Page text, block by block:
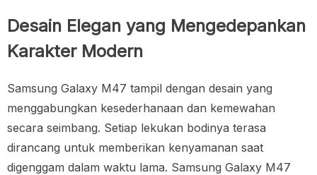
Desain Elegan yang Mengedepankan
Karakter Modern
Samsung Galaxy M47 tampil dengan desain yang
menggabungkan kesederhanaan dan kemewahan
secara seimbang. Setiap lekukan bodinya terasa
dirancang untuk memberikan kenyamanan saat
digenggam dalam waktu lama. Samsung Galaxy M47